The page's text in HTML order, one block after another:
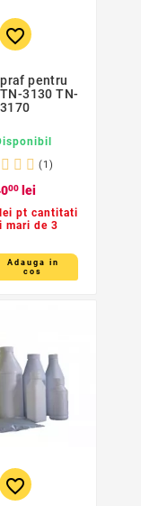
favorite_border
pentru
3130 TN-
3170
(1)
00 lei
pt cantitati
mari de 3
Adauga in
cos
favorite_border